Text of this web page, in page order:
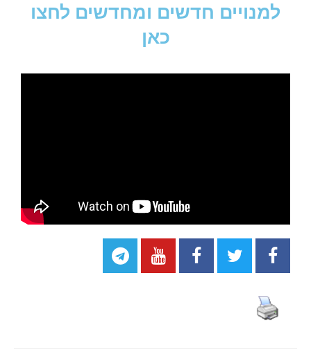
למנויים חדשים ומחדשים לחצו
כאן